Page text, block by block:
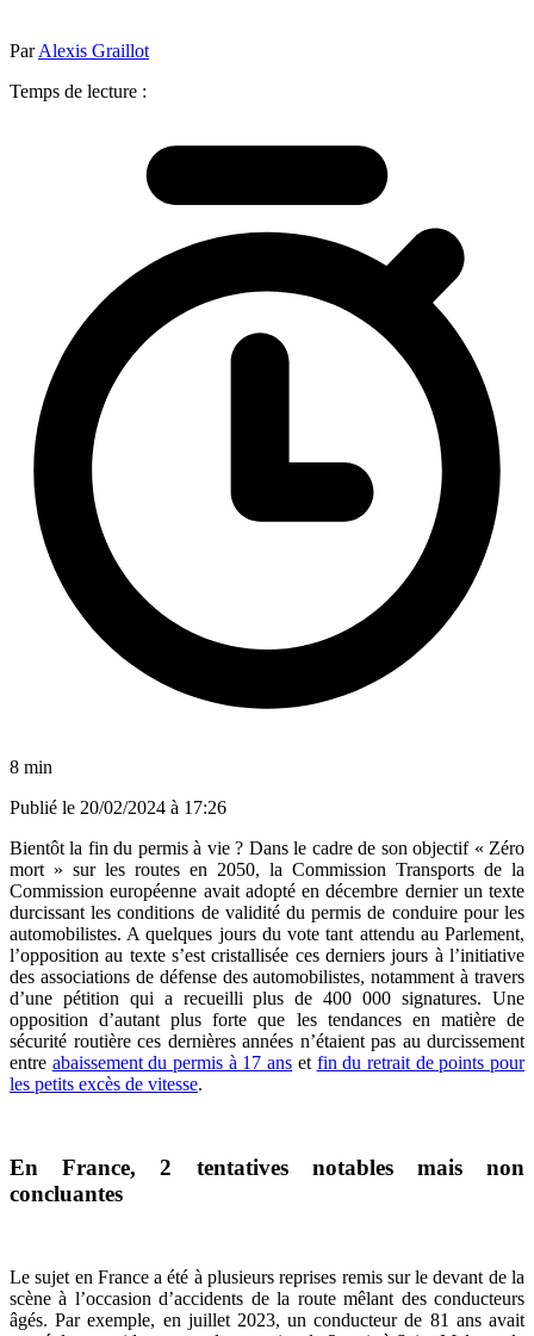
ParAlexis Graillot
Temps de lecture :
8 min
Publié le 20/02/2024 à 17:26
Bientôt la fin du permis à vie ? Dans le cadre de son objectif « Zéro
mort » sur les routes en 2050, la Commission Transports de la
Commission européenne avait adopté en décembre dernier un texte
durcissant les conditions de validité du permis de conduire pour les
automobilistes. A quelques jours du vote tant attendu au Parlement,
l’opposition au texte s’est cristallisée ces derniers jours à l’initiative
des associations de défense des automobilistes, notamment à travers
d’une pétition qui a recueilli plus de 400 000 signatures. Une
opposition d’autant plus forte que les tendances en matière de
sécurité routière ces dernières années n’étaient pas au durcissement
entre abaissement du permis à 17 ans et fin du retrait de points pour
les petits excès de vitesse.
En France, 2 tentatives notables mais non
concluantes
Le sujet en France a été à plusieurs reprises remis sur le devant de la
scène à l’occasion d’accidents de la route mêlant des conducteurs
âgés. Par exemple, en juillet 2023, un conducteur de 81 ans avait